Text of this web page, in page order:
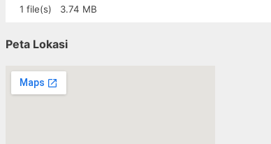
1 file(s) 3.74 MB
Peta Lokasi